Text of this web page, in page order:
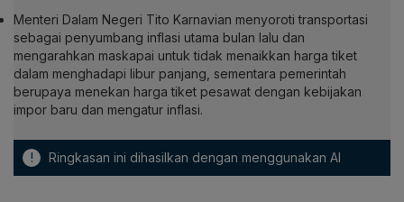
Menteri Dalam Negeri Tito Karnavian menyoroti transportasi
sebagai penyumbang inflasi utama bulan lalu dan
mengarahkan maskapai untuk tidak menaikkan harga tiket
dalam menghadapi libur panjang, sementara pemerintah
berupaya menekan harga tiket pesawat dengan kebijakan
impor baru dan mengatur inflasi.
! Ringkasan ini dihasilkan dengan menggunakan AI